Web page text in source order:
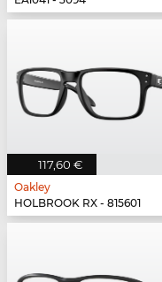
117,60 €
Oakley
HOLBROOK RX - 815601